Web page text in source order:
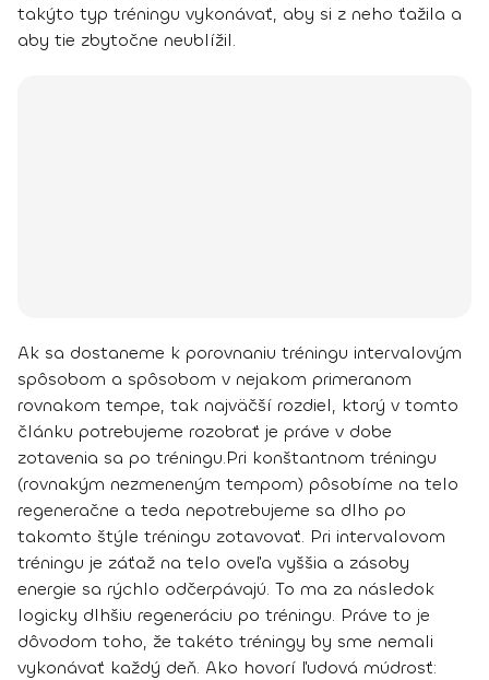
takýto typ tréningu vykonávať, aby si z neho ťažila a
aby tie zbytočne neublížil.
Ak sa dostaneme k porovnaniu tréningu intervalovým
spôsobom a spôsobom v nejakom primeranom
rovnakom tempe, tak najväčší rozdiel, ktorý v tomto
článku potrebujeme rozobrať je práve v dobe
zotavenia sa po tréningu.Pri konštantnom tréningu
(rovnakým nezmeneným tempom) pôsobíme na telo
regeneračne a teda nepotrebujeme sa dlho po
takomto štýle tréningu zotavovať. Pri intervalovom
tréningu je záťaž na telo oveľa vyššia a zásoby
energie sa rýchlo odčerpávajú. To ma za následok
logicky dlhšiu regeneráciu po tréningu. Práve to je
dôvodom toho, že takéto tréningy by sme nemali
vykonávať každý deň. Ako hovorí ľudová múdrosť: